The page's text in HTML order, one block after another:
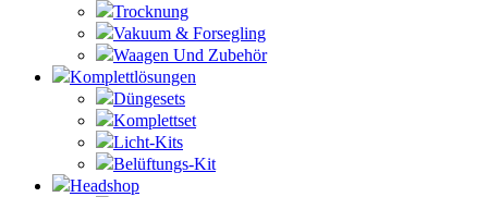
Trocknung
Vakuum & Forsegling
Waagen Und Zubehör
Komplettlösungen
Düngesets
Komplettset
Licht-Kits
Belüftungs-Kit
Headshop